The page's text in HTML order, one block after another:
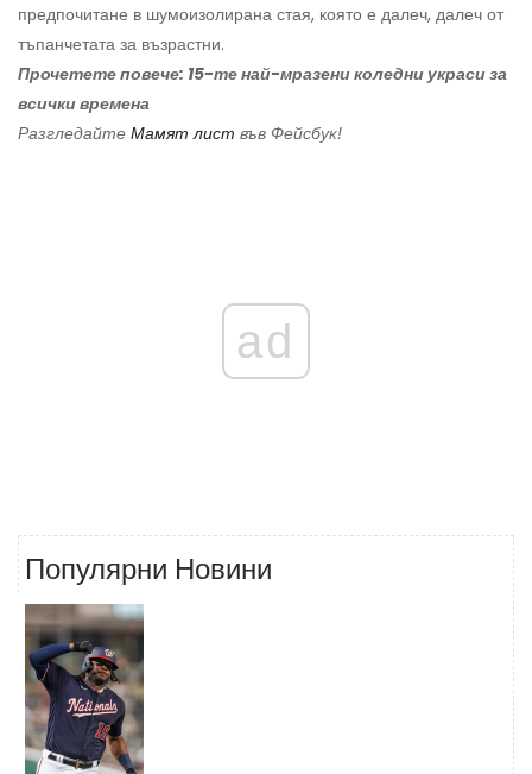
предпочитане в шумоизолирана стая, която е далеч, далеч от
тъпанчетата за възрастни.
Прочетете повече: 15-те най-мразени коледни украси за
всички времена
Разгледайте Мамят лист във Фейсбук!
ad
Популярни Новини